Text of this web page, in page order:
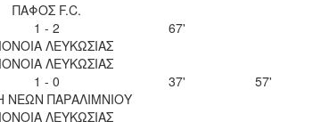
ΠΑΦΟΣ F.C.
1 - 2
ΛΕΥΚΩΣΙΑΣ
67'
ΛΕΥΚΩΣΙΑΣ
1 - 0
ΝΕΩΝ ΠΑΡΑΛΙΜΝΙΟΥ
37' 57'
ΛΕΥΚΩΣΙΑΣ